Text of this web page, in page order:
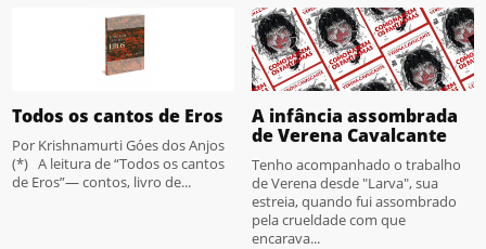
Todos os cantos de Eros
Por Krishnamurti Góes dos Anjos
(*) A leitura de “Todos os cantos
de Eros”— contos, livro de...
A infância assombrada
de Verena Cavalcante
Tenho acompanhado o trabalho
de Verena desde "Larva", sua
estreia, quando fui assombrado
pela crueldade com que
encarava...